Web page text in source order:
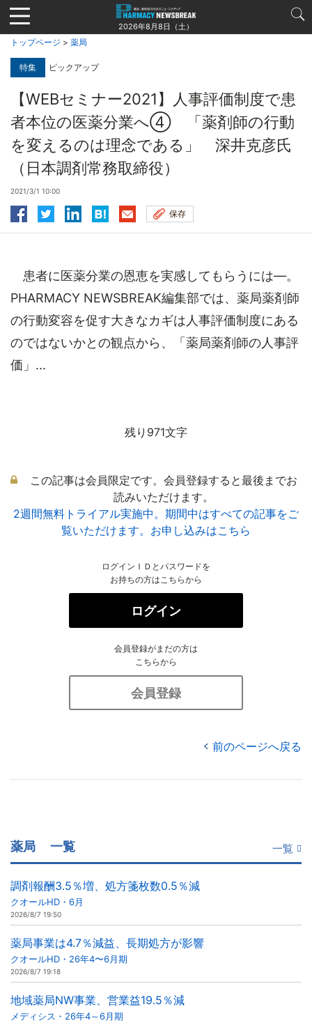
Jump
to
navigation
2026年8月8日（土）
トップページ > 薬局
特集 ピックアップ
【WEBセミナー2021】人事評価制度で患
者本位の医薬分業へ④ 「薬剤師の行動
を変えるのは理念である」 深井克彦氏
（日本調剤常務取締役）
2021/3/1 10:00
保存
患者に医薬分業の恩恵を実感してもらうには―。
PHARMACY NEWSBREAK編集部では、薬局薬剤師
の行動変容を促す大きなカギは人事評価制度にある
のではないかとの観点から、「薬局薬剤師の人事評
価」...
残り971文字
この記事は会員限定です。会員登録すると最後までお
読みいただけます。
2週間無料トライアル実施中。期間中はすべての記事をご
覧いただけます。お申し込みはこちら
ログインＩＤとパスワードを
お持ちの方はこちらから
ログイン
会員登録がまだの方は
こちらから
会員登録
前のページへ戻る
薬局 一覧 一覧
調剤報酬3.5％増、処方箋枚数0.5％減
クオールHD・6月
2026/8/7 19:50
薬局事業は4.7％減益、長期処方が影響
クオールHD・26年4〜6月期
2026/8/7 19:18
地域薬局NW事業、営業益19.5％減
メディシス・26年4～6月期